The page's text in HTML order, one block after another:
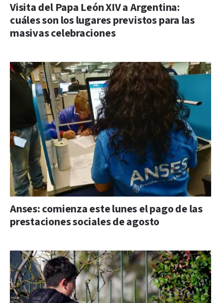
Visita del Papa León XIV a Argentina:
cuáles son los lugares previstos para las
masivas celebraciones
Anses: comienza este lunes el pago de las
prestaciones sociales de agosto